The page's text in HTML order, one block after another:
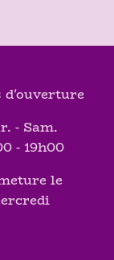
d'ouverture
- Sam.
- 19h00
le